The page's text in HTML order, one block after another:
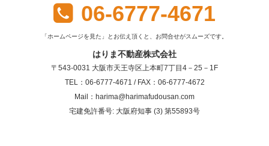
06-6777-4671
「ホームページを見た」とお伝え頂くと、お問合せがスムーズです。
はりま不動産株式会社
〒543-0031 大阪市天王寺区上本町7丁目4－25－1F
TEL：06-6777-4671 / FAX：06-6777-4672
Mail：harima@harimafudousan.com
宅建免許番号: 大阪府知事 (3) 第55893号